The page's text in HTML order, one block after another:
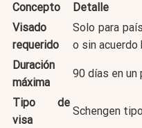
Concepto
Detalle
Visado
requerido
Solo para
o sin acuerdo
Duración
máxima
90 días en un
Tipo de
visa
Schengen